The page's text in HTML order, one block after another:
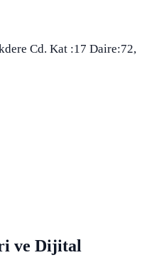
Cd. Kat :17 Daire:72,
ve Dijital